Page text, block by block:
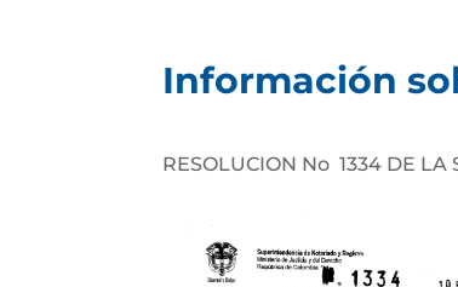
Información
RESOLUCION No 1334 DE LA